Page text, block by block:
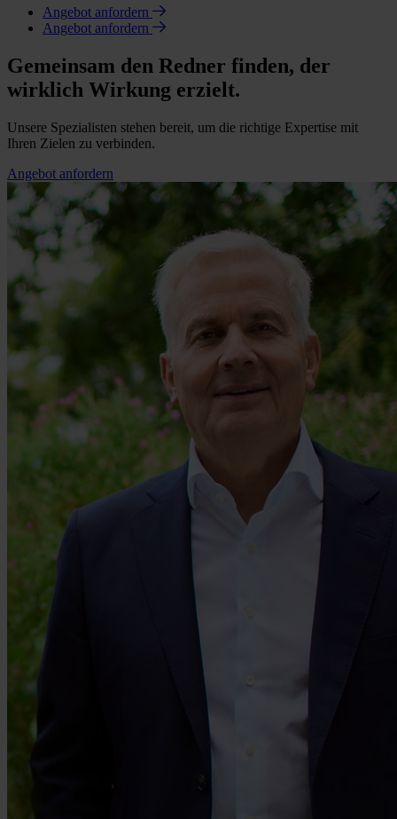
Angebot anfordern
Angebot anfordern
Gemeinsam den Redner finden, der
wirklich Wirkung erzielt.
Unsere Spezialisten stehen bereit, um die richtige Expertise mit
Ihren Zielen zu verbinden.
Angebot anfordern